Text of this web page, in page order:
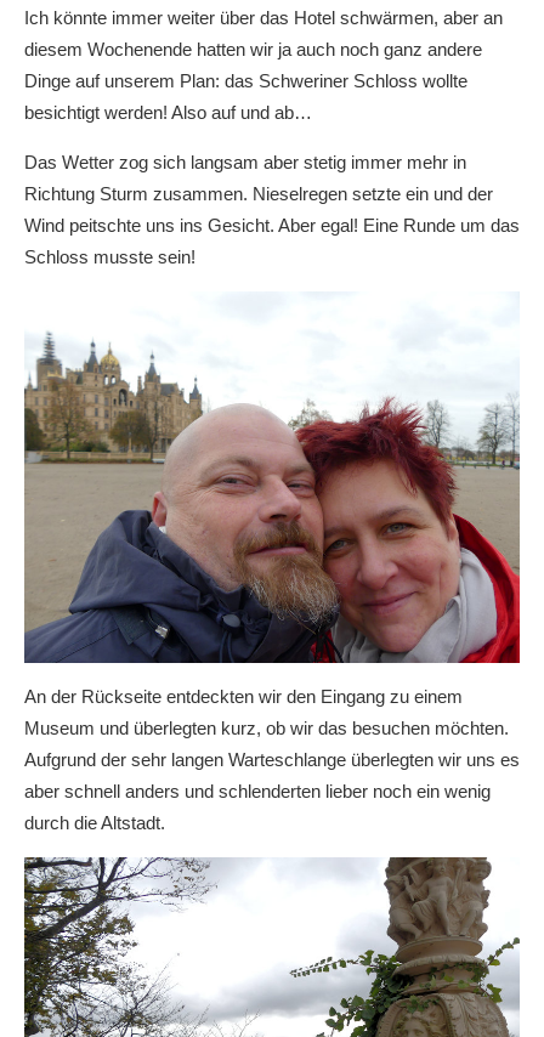
Ich könnte immer weiter über das Hotel schwärmen, aber an
diesem Wochenende hatten wir ja auch noch ganz andere
Dinge auf unserem Plan: das Schweriner Schloss wollte
besichtigt werden! Also auf und ab…
Das Wetter zog sich langsam aber stetig immer mehr in
Richtung Sturm zusammen. Nieselregen setzte ein und der
Wind peitschte uns ins Gesicht. Aber egal! Eine Runde um das
Schloss musste sein!
An der Rückseite entdeckten wir den Eingang zu einem
Museum und überlegten kurz, ob wir das besuchen möchten.
Aufgrund der sehr langen Warteschlange überlegten wir uns es
aber schnell anders und schlenderten lieber noch ein wenig
durch die Altstadt.